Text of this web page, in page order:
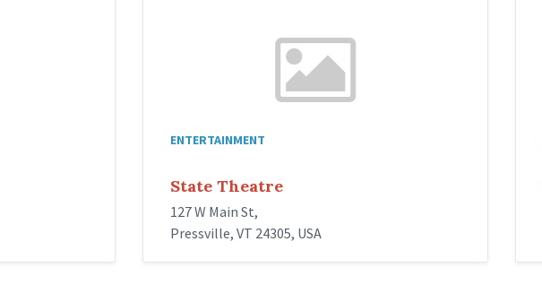
ENTERTAINMENT
State Theatre
127 W Main St,
Pressville, VT 24305, USA